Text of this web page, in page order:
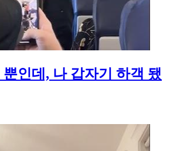
인데, 나 갑자기 하객 됐